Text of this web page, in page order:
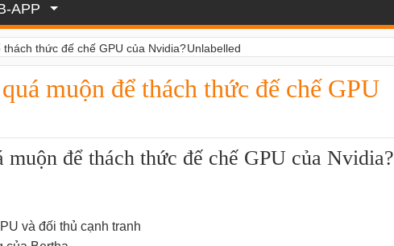
APP
Unlabelled
thức đế chế GPU của Nvidia?
muộn để thách thức đế chế GPU
để thách thức đế chế GPU của Nvidia?
và đối thủ cạnh tranh